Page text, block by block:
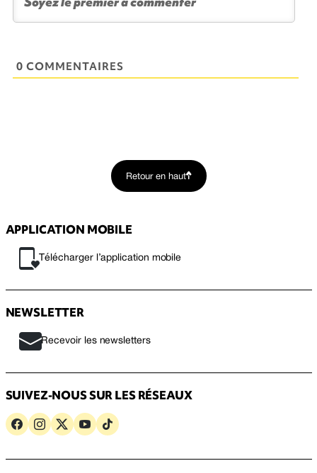
0 COMMENTAIRES
Retour en haut
APPLICATION MOBILE
Télécharger l’application mobile
NEWSLETTER
Recevoir les newsletters
SUIVEZ-NOUS SUR LES RÉSEAUX